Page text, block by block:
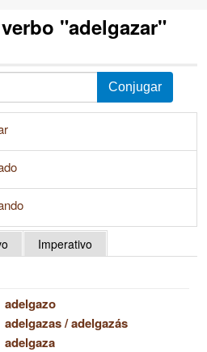
"adelgazar"
Imperativo
adelgazo
adelgazas/adelgazás
adelgaza